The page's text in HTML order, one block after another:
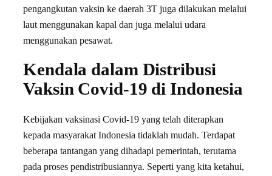
pengangkutan vaksin ke daerah 3T juga dilakukan melalui
laut menggunakan kapal dan juga melalui udara
menggunakan pesawat.
Kendala dalam Distribusi
Vaksin Covid-19 di Indonesia
Kebijakan vaksinasi Covid-19 yang telah diterapkan
kepada masyarakat Indonesia tidaklah mudah. Terdapat
beberapa tantangan yang dihadapi pemerintah, terutama
pada proses pendistribusiannya. Seperti yang kita ketahui,